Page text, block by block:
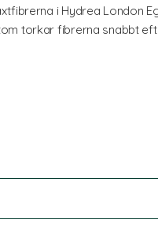
i Hydrea London
torkar fibrerna snabbt